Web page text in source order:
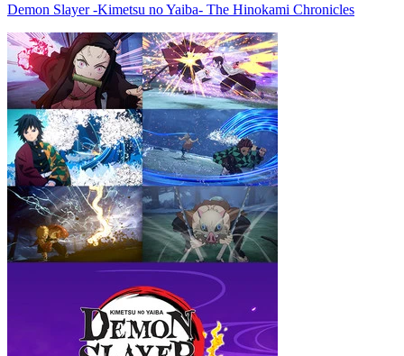
Demon Slayer -Kimetsu no Yaiba- The Hinokami Chronicles